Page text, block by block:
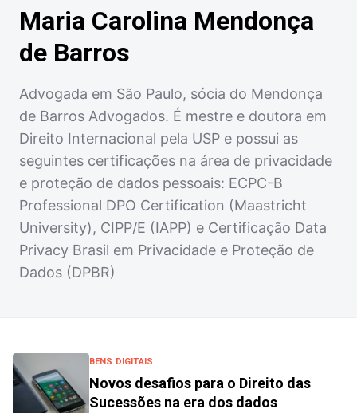
Maria Carolina Mendonça
de Barros
Advogada em São Paulo, sócia do Mendonça
de Barros Advogados. É mestre e doutora em
Direito Internacional pela USP e possui as
seguintes certificações na área de privacidade
e proteção de dados pessoais: ECPC-B
Professional DPO Certification (Maastricht
University), CIPP/E (IAPP) e Certificação Data
Privacy Brasil em Privacidade e Proteção de
Dados (DPBR)
BENS DIGITAIS
Novos desafios para o Direito das
Sucessões na era dos dados